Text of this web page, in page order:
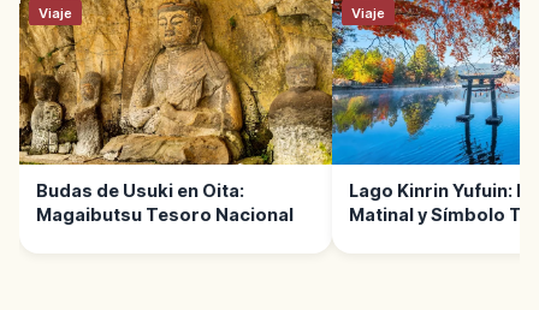
Viaje
Budas de Usuki en Oita:
Magaibutsu Tesoro Nacional
Viaje
Lago Kinrin Yufuin:
Matinal y Símbolo